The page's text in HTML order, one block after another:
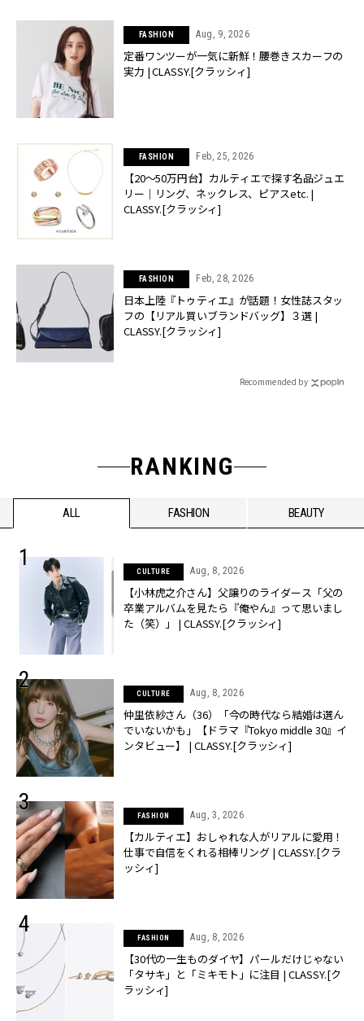
FASHION Aug, 9, 2026
定番ワンツーが一気に新鮮！腰巻きスカーフの
実力 | CLASSY.[クラッシィ]
FASHION Feb, 25, 2026
【20〜50万円台】カルティエで探す名品ジュエ
リー｜リング、ネックレス、ピアスetc. |
CLASSY.[クラッシィ]
FASHION Feb, 28, 2026
日本上陸『トゥティエ』が話題！女性誌スタッ
フの【リアル買いブランドバッグ】３選 |
CLASSY.[クラッシィ]
Recommended by
RANKING
ALL FASHION BEAUTY
CULTURE Aug, 8, 2026
【小林虎之介さん】父譲りのライダース「父の
卒業アルバムを見たら『俺やん』って思いまし
た（笑）」 | CLASSY.[クラッシィ]
CULTURE Aug, 8, 2026
仲里依紗さん（36）「今の時代なら結婚は選ん
でいないかも」【ドラマ『Tokyo middle 30』イ
ンタビュー】 | CLASSY.[クラッシィ]
FASHION Aug, 3, 2026
【カルティエ】おしゃれな人がリアルに愛用！
仕事で自信をくれる相棒リング | CLASSY.[クラ
ッシィ]
FASHION Aug, 8, 2026
【30代の一生ものダイヤ】パールだけじゃない
「タサキ」と「ミキモト」に注目 | CLASSY.[ク
ラッシィ]